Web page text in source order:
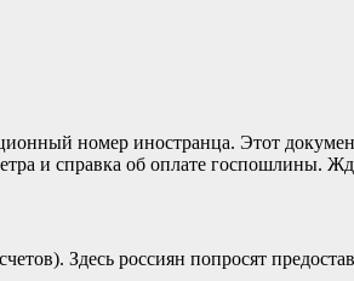
номер иностранца. Этот
и справка об оплате госпошлины.
Здесь россиян попросят